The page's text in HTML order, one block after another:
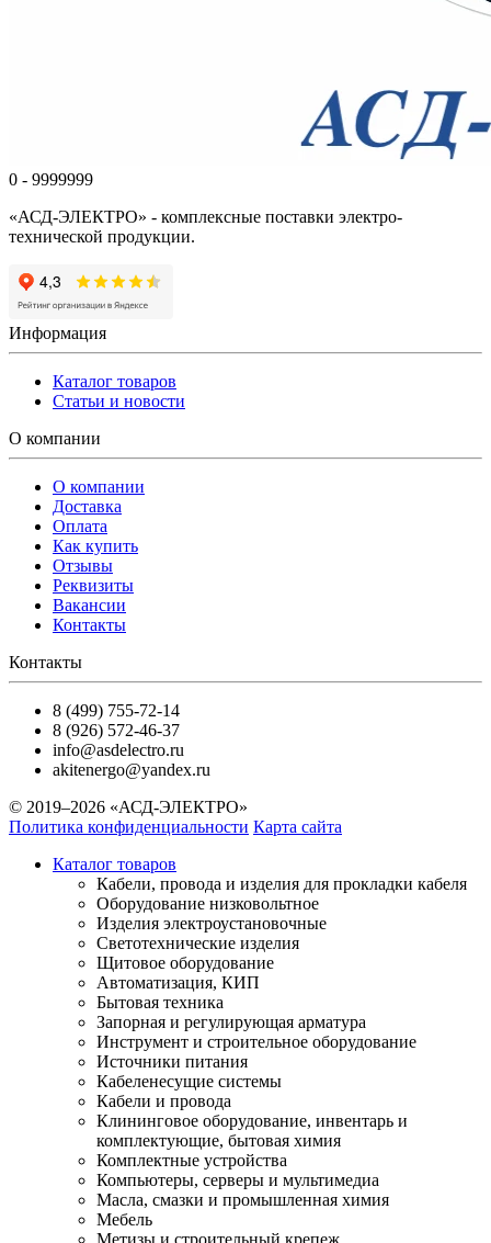
0 - 9999999
«АСД-ЭЛЕКТРО» - комплексные поставки электро-
технической продукции.
Информация
Каталог товаров
Статьи и новости
О компании
О компании
Доставка
Оплата
Как купить
Отзывы
Реквизиты
Вакансии
Контакты
Контакты
8 (499) 755-72-14
8 (926) 572-46-37
info@asdelectro.ru
akitenergo@yandex.ru
© 2019–2026 «АСД-ЭЛЕКТРО»
Политика конфиденциальности Карта сайта
Каталог товаров
Кабели, провода и изделия для прокладки кабеля
Оборудование низковольтное
Изделия электроустановочные
Светотехнические изделия
Щитовое оборудование
Автоматизация, КИП
Бытовая техника
Запорная и регулирующая арматура
Инструмент и строительное оборудование
Источники питания
Кабеленесущие системы
Кабели и провода
Клининговое оборудование, инвентарь и
комплектующие, бытовая химия
Комплектные устройства
Компьютеры, серверы и мультимедиа
Масла, смазки и промышленная химия
Мебель